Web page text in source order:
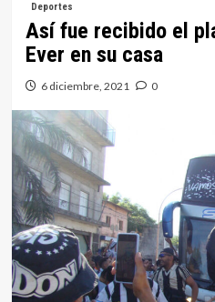
Deportes
Así fue recibido el
Ever en su casa
6 diciembre, 2021 0